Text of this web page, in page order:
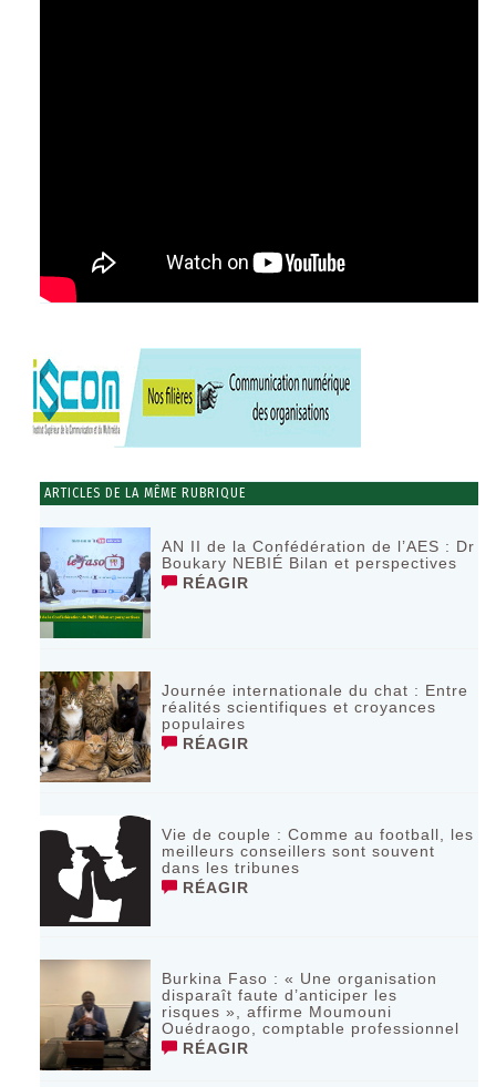
ARTICLES DE LA MÊME RUBRIQUE
AN II de la Confédération de l’AES : Dr
Boukary NEBIÉ Bilan et perspectives
RÉAGIR
Journée internationale du chat : Entre
réalités scientifiques et croyances
populaires
RÉAGIR
Vie de couple : Comme au football, les
meilleurs conseillers sont souvent
dans les tribunes
RÉAGIR
Burkina Faso : « Une organisation
disparaît faute d’anticiper les
risques », affirme Moumouni
Ouédraogo, comptable professionnel
RÉAGIR